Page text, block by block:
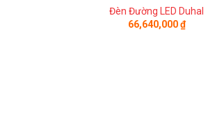
Đèn Đường LED Duhal
66,640,000₫